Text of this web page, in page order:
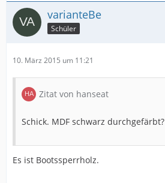
varianteBe
Schüler
10. März 2015 um 11:21
Zitat von hanseat
Schick. MDF schwarz durchgefärbt?
Es ist Bootssperrholz.